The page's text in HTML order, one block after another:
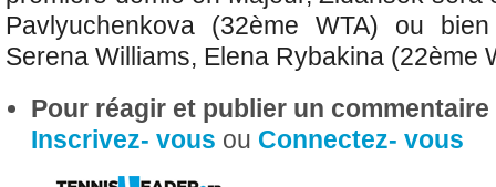
Pavlyuchenkova (32ème WTA) ou
Serena Williams, Elena Rybakina (22ème
Pour réagir et publier un
Inscrivez- vous ou Connectez- vous